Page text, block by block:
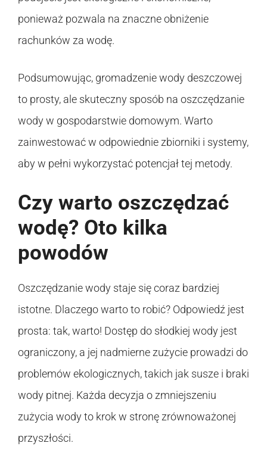
ponieważ pozwala na znaczne obniżenie
rachunków za wodę.
Podsumowując, gromadzenie wody deszczowej
to prosty, ale skuteczny sposób na oszczędzanie
wody w gospodarstwie domowym. Warto
zainwestować w odpowiednie zbiorniki i systemy,
aby w pełni wykorzystać potencjał tej metody.
Czy warto oszczędzać
wodę? Oto kilka
powodów
Oszczędzanie wody staje się coraz bardziej
istotne. Dlaczego warto to robić? Odpowiedź jest
prosta: tak, warto! Dostęp do słodkiej wody jest
ograniczony, a jej nadmierne zużycie prowadzi do
problemów ekologicznych, takich jak susze i braki
wody pitnej. Każda decyzja o zmniejszeniu
zużycia wody to krok w stronę zrównoważonej
przyszłości.